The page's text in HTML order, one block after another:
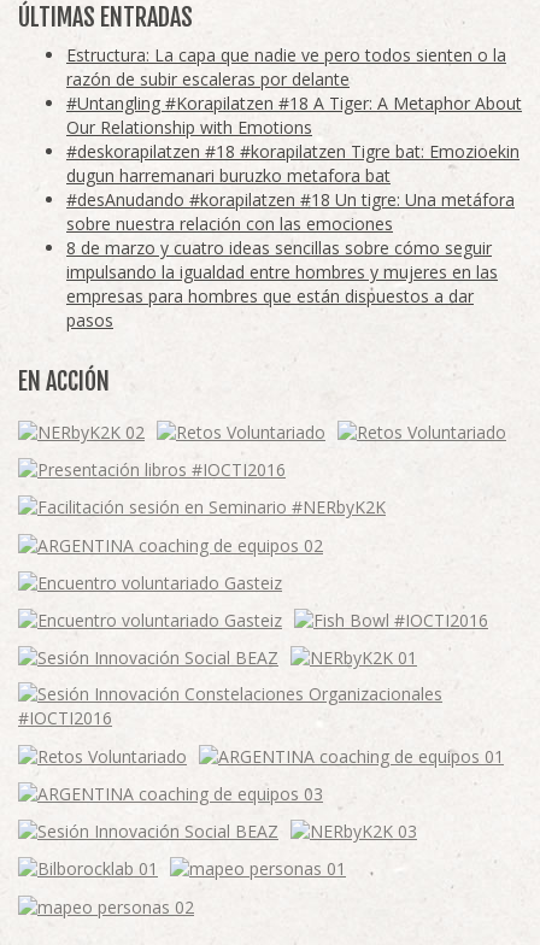
ÚLTIMAS ENTRADAS
Estructura: La capa que nadie ve pero todos sienten o la
razón de subir escaleras por delante
#Untangling #Korapilatzen #18 A Tiger: A Metaphor About
Our Relationship with Emotions
#deskorapilatzen #18 #korapilatzen Tigre bat: Emozioekin
dugun harremanari buruzko metafora bat
#desAnudando #korapilatzen #18 Un tigre: Una metáfora
sobre nuestra relación con las emociones
8 de marzo y cuatro ideas sencillas sobre cómo seguir
impulsando la igualdad entre hombres y mujeres en las
empresas para hombres que están dispuestos a dar
pasos
EN ACCIÓN